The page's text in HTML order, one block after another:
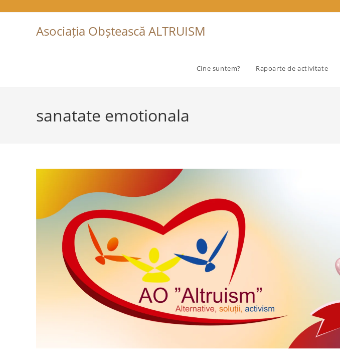
Asociația Obștească ALTRUISM
Cine suntem? Rapoarte de activitate
sanatate emotionala